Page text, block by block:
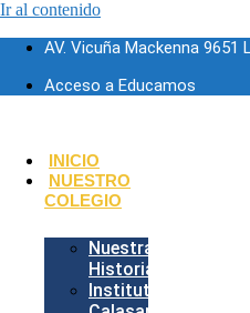
Ir al contenido
AV. Vicuña Mackenna 9651
Acceso a Educamos
INICIO
NUESTRO
COLEGIO
Nuestra
Historia
Instituto